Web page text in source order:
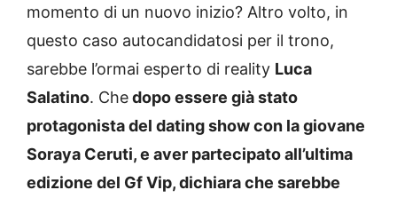
momento di un nuovo inizio? Altro volto, in
questo caso autocandidatosi per il trono,
sarebbe l’ormai esperto di reality Luca
Salatino. Chedopo essere già stato
protagonista del dating show con la giovane
Soraya Ceruti, e aver partecipato all’ultima
edizione del Gf Vip, dichiara che sarebbe